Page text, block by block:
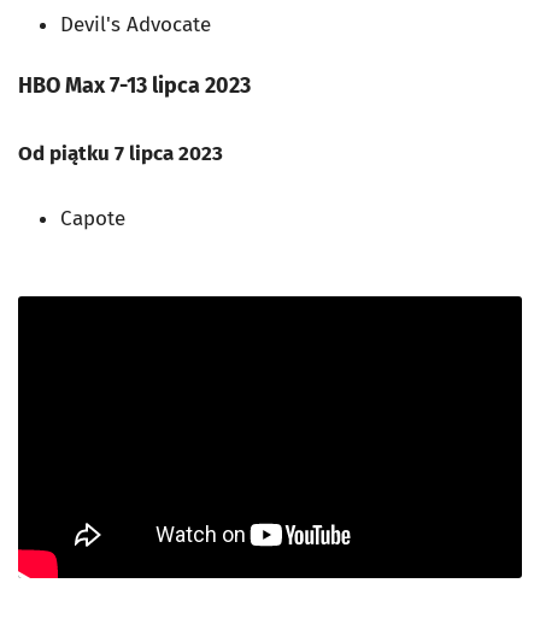
Devil's Advocate
HBO Max 7-13 lipca 2023
Od piątku 7 lipca 2023
Capote